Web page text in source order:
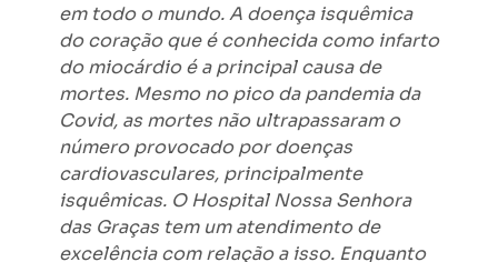
em todo o mundo. A doença isquêmica
do coração que é conhecida como infarto
do miocárdio é a principal causa de
mortes. Mesmo no pico da pandemia da
Covid, as mortes não ultrapassaram o
número provocado por doenças
cardiovasculares, principalmente
isquêmicas. O Hospital Nossa Senhora
das Graças tem um atendimento de
excelência com relação a isso. Enquanto